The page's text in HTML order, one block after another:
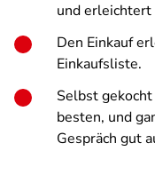
und erleichtert
Den Einkauf
Einkaufsliste.
Selbst
besten, und
Gespräch gut